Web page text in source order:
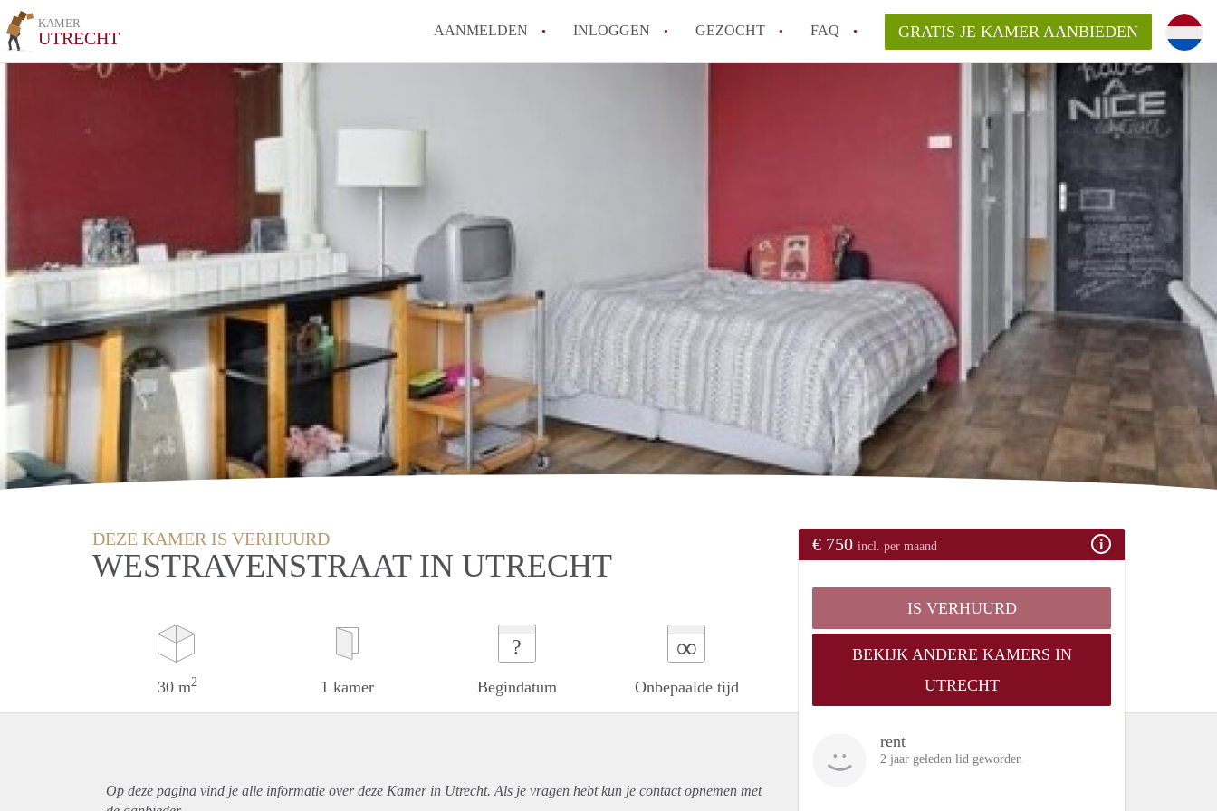
KAMER
UTRECHT AANMELDEN INLOGGEN GEZOCHT FAQ GRATIS JE KAMER AANBIEDEN
DEZE KAMER IS VERHUURD
WESTRAVENSTRAAT IN UTRECHT
30 m2 1 kamer
?
Begindatum
∞
Onbepaalde tijd
€ 750 incl. per maand
IS VERHUURD
BEKIJK ANDERE KAMERS IN
UTRECHT
rent
2 jaar geleden lid geworden
Op deze pagina vind je alle informatie over deze Kamer in Utrecht. Als je vragen hebt kun je contact opnemen met